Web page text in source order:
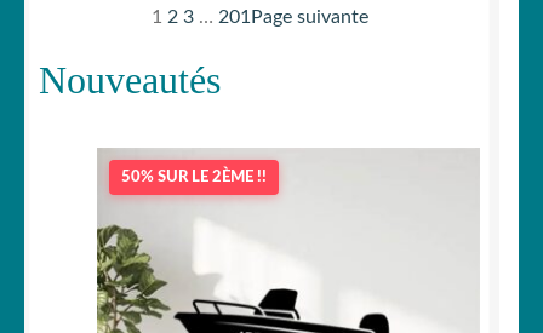
1 2 3 … 201 Page suivante
Nouveautés
50% SUR LE 2ÈME !!